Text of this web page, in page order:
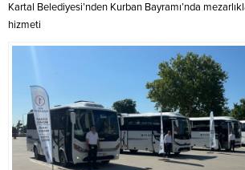
Kartal Belediyesi’nden Kurban Bayramı’nda
hizmeti